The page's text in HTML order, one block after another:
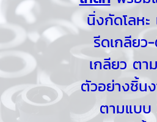
นิ่งกัดโลหะ
รีดเกลียว
เกลียว ตา
ตัวอย่างชิ้น
ตามแบบ